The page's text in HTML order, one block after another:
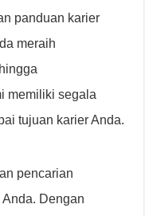
panduan karier
meraih
memiliki segala
tujuan karier Anda.
pencarian
Dengan